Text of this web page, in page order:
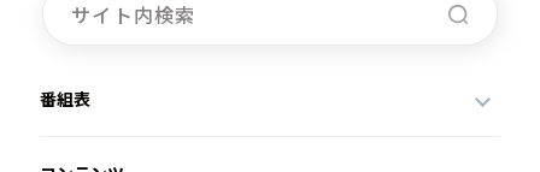
番組表